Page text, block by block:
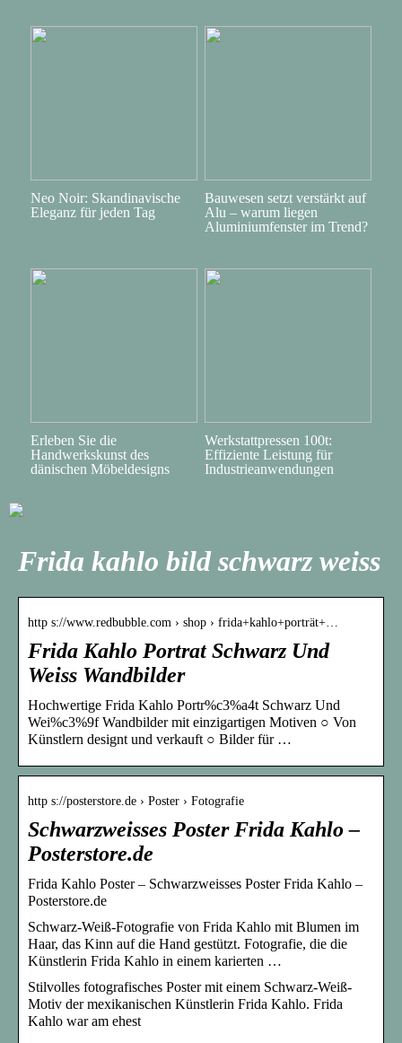
Neo Noir: Skandinavische
Eleganz für jeden Tag
Bauwesen setzt verstärkt auf
Alu – warum liegen
Aluminiumfenster im Trend?
Erleben Sie die
Handwerkskunst des
dänischen Möbeldesigns
Werkstattpressen 100t:
Effiziente Leistung für
Industrieanwendungen
Frida kahlo bild schwarz weiss
http s://www.redbubble.com › shop › frida+kahlo+porträt+…
Frida Kahlo Portrat Schwarz Und
Weiss Wandbilder
Hochwertige Frida Kahlo Portr%c3%a4t Schwarz Und
Wei%c3%9f Wandbilder mit einzigartigen Motiven ○ Von
Künstlern designt und verkauft ○ Bilder für …
http s://posterstore.de › Poster › Fotografie
Schwarzweisses Poster Frida Kahlo –
Posterstore.de
Frida Kahlo Poster – Schwarzweisses Poster Frida Kahlo –
Posterstore.de
Schwarz-Weiß-Fotografie von Frida Kahlo mit Blumen im
Haar, das Kinn auf die Hand gestützt. Fotografie, die die
Künstlerin Frida Kahlo in einem karierten …
Stilvolles fotografisches Poster mit einem Schwarz-Weiß-
Motiv der mexikanischen Künstlerin Frida Kahlo. Frida
Kahlo war am ehest